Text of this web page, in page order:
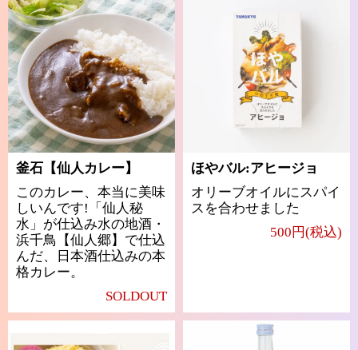
釜石【仙人カレー】
このカレー、本当に美味
しいんです!「仙人秘
水」が仕込み水の地酒・
浜千鳥【仙人郷】で仕込
んだ、日本酒仕込みの本
格カレー。
SOLDOUT
ほやバル:アヒージョ
オリーブオイルにスパイ
スを合わせました
500円(税込)